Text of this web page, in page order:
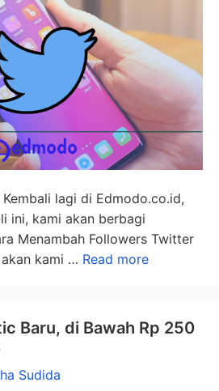
lagi di Edmodo.co.id,
ini, kami akan berbagi
Menambah Followers Twitter
kami … Read more
Baru, di Bawah Rp 250
Sudida